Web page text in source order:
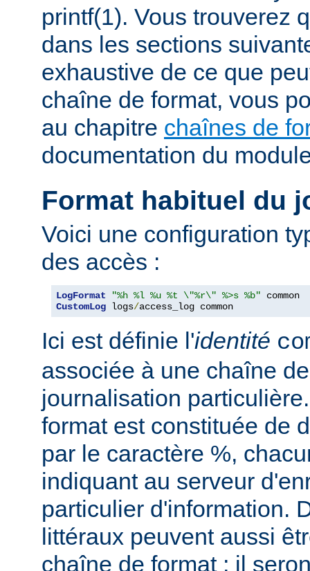
printf(1). Vous trouverez
dans les sections
exhaustive de ce que
chaîne de format, vous
au chapitre chaînes de
documentation du
Format habituel du
Voici une configuration
des accès :
LogFormat "%h %l %u %t \"%r\" %>s %b"
CustomLog logs/access_log common
Ici est définie l'identité
associée à une chaîne
journalisation
format est constituée de
par le caractère %,
indiquant au serveur
particulier d'information.
littéraux peuvent aussi
chaîne de format ; il